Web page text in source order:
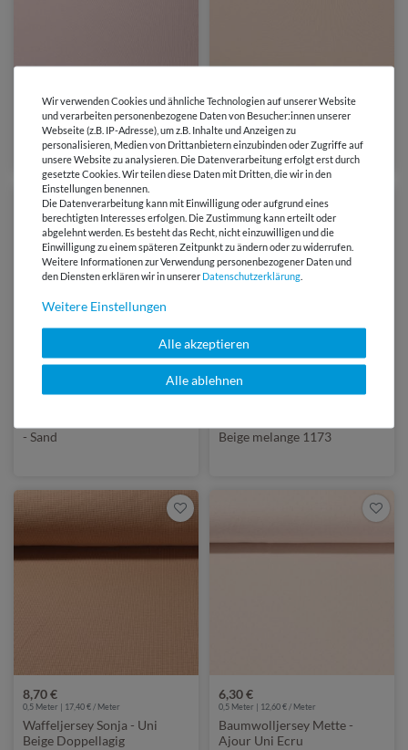
(1)
0,5 Meter | 11,10 € / Meter
Jersey Kathrin - Beige-Rose
0,5 Meter | 11,20 € / Meter
Jersey Lars - Uni Beige
5,90 €
- Sand
von Swafing
10,45 €
Beige melange 1173
8,70 €
0,5 Meter | 17,40 € / Meter
Waffeljersey Sonja - Uni
Beige Doppellagig
6,30 €
0,5 Meter | 12,60 € / Meter
Baumwolljersey Mette -
Ajour Uni Ecru
Wir verwenden Cookies und ähnliche Technologien auf unserer Website
und verarbeiten personenbezogene Daten von Besucher:innen unserer
Webseite (z.B. IP-Adresse), um z.B. Inhalte und Anzeigen zu
personalisieren, Medien von Drittanbietern einzubinden oder Zugriffe auf
unsere Website zu analysieren. Die Datenverarbeitung erfolgt erst durch
gesetzte Cookies. Wir teilen diese Daten mit Dritten, die wir in den
Einstellungen benennen.
Die Datenverarbeitung kann mit Einwilligung oder aufgrund eines
berechtigten Interesses erfolgen. Die Zustimmung kann erteilt oder
abgelehnt werden. Es besteht das Recht, nicht einzuwilligen und die
Einwilligung zu einem späteren Zeitpunkt zu ändern oder zu widerrufen.
Weitere Informationen zur Verwendung personenbezogener Daten und
den Diensten erklären wir in unserer Daten­schutz­erklärung
Weitere Einstellungen
Alle akzeptieren
Alle ablehnen